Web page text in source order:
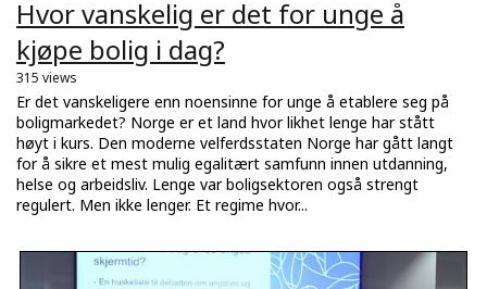
Hvor vanskelig er det for unge å
kjøpe bolig i dag?
315 views
Er det vanskeligere enn noensinne for unge å etablere seg på
boligmarkedet? Norge er et land hvor likhet lenge har stått
høyt i kurs. Den moderne velferdsstaten Norge har gått langt
for å sikre et mest mulig egalitært samfunn innen utdanning,
helse og arbeidsliv. Lenge var boligsektoren også strengt
regulert. Men ikke lenger. Et regime hvor...